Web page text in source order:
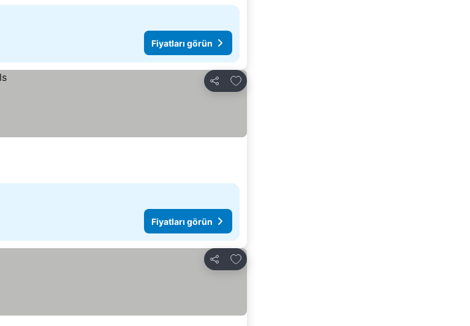
Fiyatları görün
Paylaş
Favorilerime ekle
Fiyatları görün
Paylaş
Favorilerime ekle